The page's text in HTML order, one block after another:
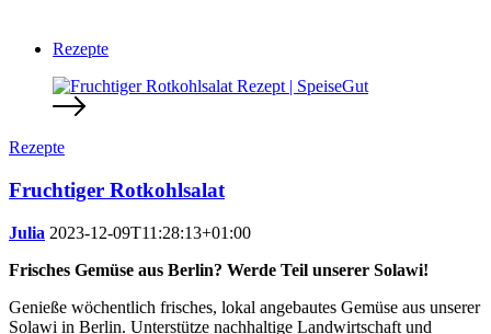
Rezepte
Rezepte
Fruchtiger Rotkohlsalat
Julia 2023-12-09T11:28:13+01:00
Frisches Gemüse aus Berlin? Werde Teil unserer Solawi!
Genieße wöchentlich frisches, lokal angebautes Gemüse aus unserer
Solawi in Berlin. Unterstütze nachhaltige Landwirtschaft und